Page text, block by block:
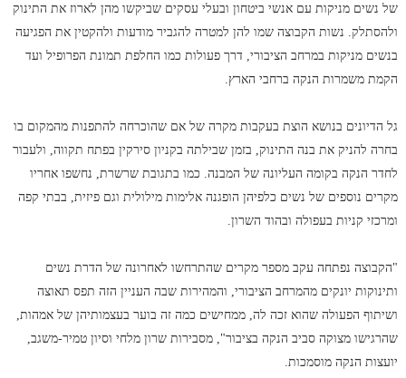
של נשים מניקות עם אנשי ביטחון ובעלי עסקים שביקשו מהן לארוז את התינוק
ולהסתלק. נשות הקבוצה שמו להן למטרה להגביר מודעות ולהקטין את הפגיעה
בנשים מניקות במרחב הציבורי, דרך פעולות כמו החלפת תמונת הפרופיל ועד
הקמת משמרות הנקה ברחבי הארץ.
גל הדיונים בנושא הוצת בעקבות מקרה של אם שהוכרחה להתפנות מהמקום בו
בחרה להניק את בנה התינוק, בזמן שבילתה בקניון סירקין בפתח תקווה, ולעבור
לחדר הנקה בקומה העליונה של המבנה. כמו בתגובת שרשרת, נחשפו אחריו
מקרים נוספים של נשים כלפיהן הופגנה אלימות מילולית וגם פיזית, בבתי קפה
ומרכזי קניות בעפולה ובהוד השרון.
"הקבוצה נפתחה עקב מספר מקרים שהתרחשו לאחרונה של הדרת נשים
ותינוקות יונקים מהמרחב הציבורי, והמהירות שבה העניין הזה תפס תאוצה
ושיתוף הפעולה שהוא זכה לה, ממחישים כמה זה בוער בעצמותיהן של אמהות,
שהרגישו מצוקה סביב הנקה בציבור", מסבירות שרון מלחי וסיון טמיר-משגב,
יועצות הנקה מוסמכות.